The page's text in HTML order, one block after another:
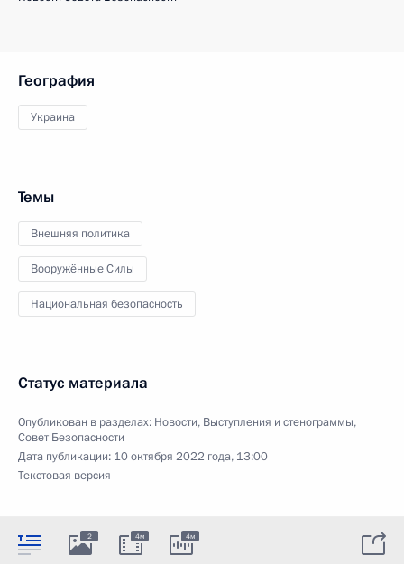
География
Украина
Темы
Внешняя политика
Вооружённые Силы
Национальная безопасность
Статус материала
Опубликован в разделах: Новости, Выступления и стенограммы,
Совет Безопасности
Дата публикации: 10 октября 2022 года, 13:00
Текстовая версия
2 4м 4м